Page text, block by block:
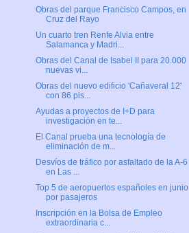
Obras del parque Francisco Campos, en
Cruz del Rayo
Un cuarto tren Renfe Alvia entre
Salamanca y Madri...
Obras del Canal de Isabel II para 20.000
nuevas vi...
Obras del nuevo edificio 'Cañaveral 12'
con 86 pis...
Ayudas a proyectos de I+D para
investigación en te...
El Canal prueba una tecnología de
eliminación de m...
Desvíos de tráfico por asfaltado de la A-6
en Las ...
Top 5 de aeropuertos españoles en junio
por pasajeros
Inscripción en la Bolsa de Empleo
extraordinaria c...